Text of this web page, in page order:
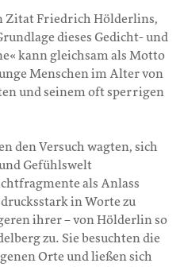
Zitat Friedrich Hölderlins,
dieses Gedicht- und
kann gleichsam als Motto
Menschen im Alter von
und seinem oft sperrigen
den Versuch wagten, sich
Gefühlswelt
als Anlass
in Worte zu
ihrer – von Hölderlin so
zu. Sie besuchten die
Orte und ließen sich